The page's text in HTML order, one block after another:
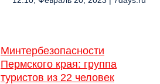
Минтербезопасности
Пермского края: группа
туристов из 22 человек